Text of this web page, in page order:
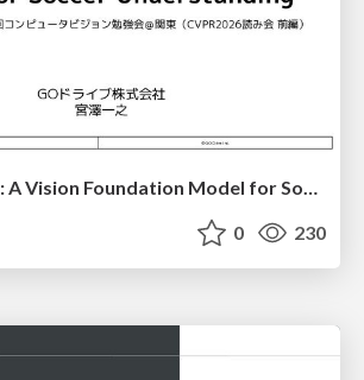
SoccerMaster: A Vision Foundation Model for Soccer Understanding
0 230